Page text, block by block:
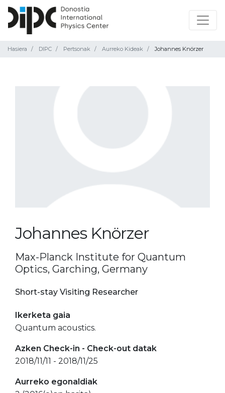
Hasiera DIPC Pertsonak Aurreko Kideak Johannes Knörzer
Johannes Knörzer
Max-Planck Institute for Quantum
Optics, Garching, Germany
Short-stay Visiting Researcher
Ikerketa gaia
Quantum acoustics.
Azken Check-in - Check-out datak
2018/11/11 - 2018/11/25
Aurreko egonaldiak